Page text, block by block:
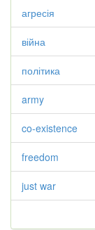
агресія
війна
політика
army
co-existence
freedom
just war